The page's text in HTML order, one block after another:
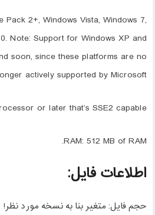
Pack 2+, Windows Vista, Windows 7,
Note: Support for Windows XP and
soon, since these platforms are no
actively supported by Microsoft. …
or later that’s SSE2 capable.
RAM: 512 MB of RAM.
اطلاعات فایل:
حجم فایل: متغیر بنا به نسخه مورد نظر!